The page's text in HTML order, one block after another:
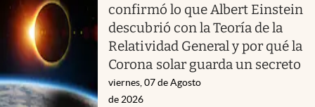
confirmó lo que Albert Einstein
descubrió con la Teoría de la
Relatividad General y por qué la
Corona solar guarda un secreto
viernes, 07 de Agosto
de 2026